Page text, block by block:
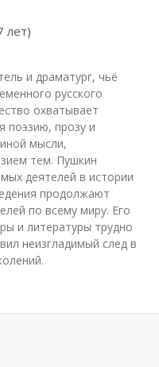
лет)
и драматург, чьё
русского
охватывает
поэзию, прозу и
мысли,
тем. Пушкин
деятелей в истории
продолжают
по всему миру. Его
и литературы трудно
неизгладимый след в